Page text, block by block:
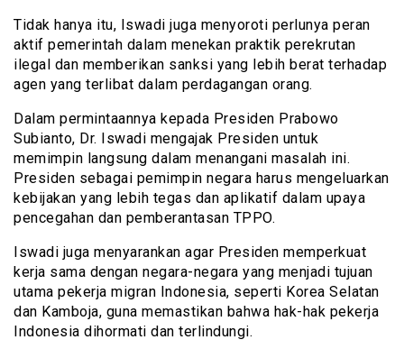
Tidak hanya itu, Iswadi juga menyoroti perlunya peran
aktif pemerintah dalam menekan praktik perekrutan
ilegal dan memberikan sanksi yang lebih berat terhadap
agen yang terlibat dalam perdagangan orang.
Dalam permintaannya kepada Presiden Prabowo
Subianto, Dr. Iswadi mengajak Presiden untuk
memimpin langsung dalam menangani masalah ini.
Presiden sebagai pemimpin negara harus mengeluarkan
kebijakan yang lebih tegas dan aplikatif dalam upaya
pencegahan dan pemberantasan TPPO.
Iswadi juga menyarankan agar Presiden memperkuat
kerja sama dengan negara-negara yang menjadi tujuan
utama pekerja migran Indonesia, seperti Korea Selatan
dan Kamboja, guna memastikan bahwa hak-hak pekerja
Indonesia dihormati dan terlindungi.